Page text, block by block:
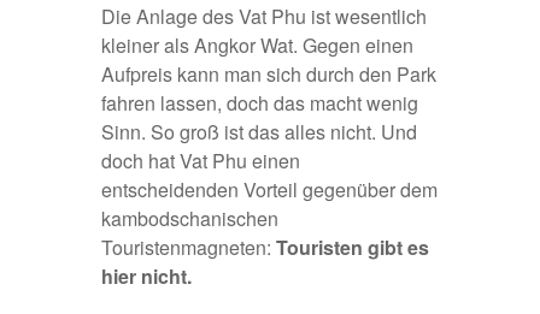
Die Anlage des Vat Phu ist wesentlich
kleiner als Angkor Wat. Gegen einen
Aufpreis kann man sich durch den Park
fahren lassen, doch das macht wenig
Sinn. So groß ist das alles nicht. Und
doch hat Vat Phu einen
entscheidenden Vorteil gegenüber dem
kambodschanischen
Touristenmagneten: Touristen gibt es
hier nicht.